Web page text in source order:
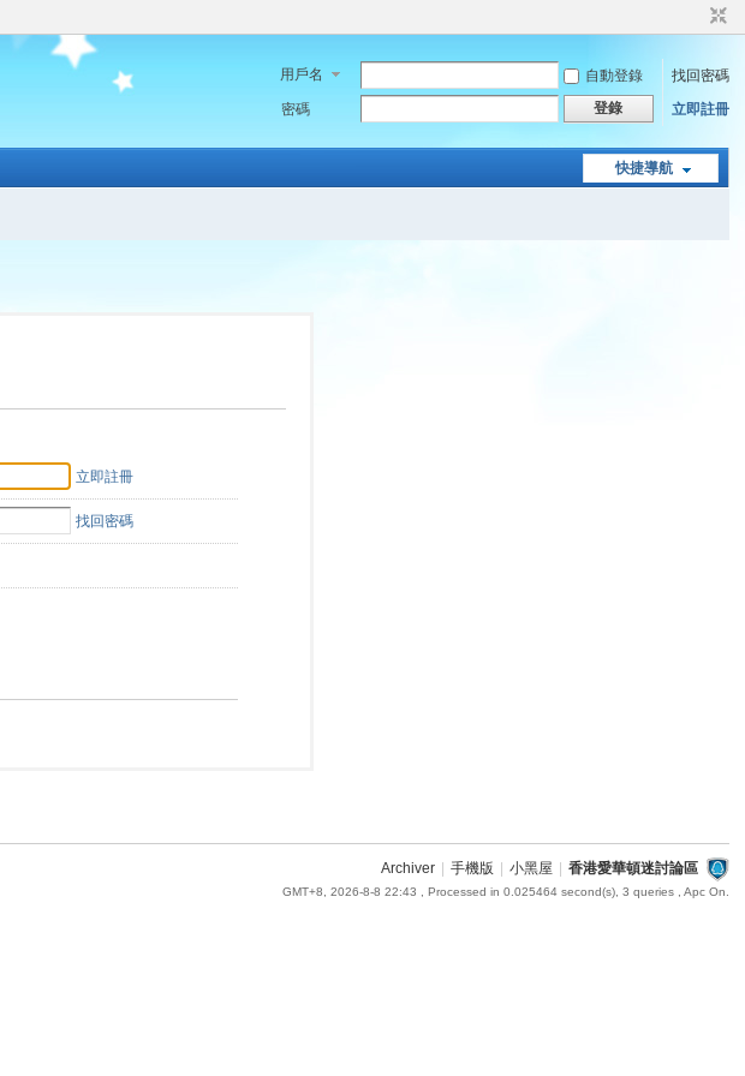
用戶名 自動登錄
找回密碼
密碼
登錄 立即註冊
快捷導航
立即註冊
找回密碼
Archiver 手機版 小黑屋 香港愛華頓迷討論區
GMT+8, 2026-8-8 22:43 , Processed in 0.025464 second(s), 3 queries , Apc On.